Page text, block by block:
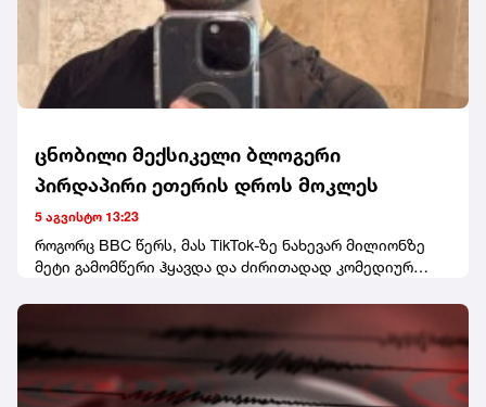
ბოკუჩავასა და პარტიის სხვა წევრებს შორის. თინა
ბოკუჩავამ კი, მედიასთან განაცხადა, რომ ამ საბჭოში
საკუთარ თავს ვერ ხედავს.
ცნობილი მექსიკელი ბლოგერი
პირდაპირი ეთერის დროს მოკლეს
5 აგვისტო 13:23
როგორც BBC წერს, მას TikTok-ზე ნახევარ მილიონზე
მეტი გამომწერი ჰყავდა და ძირითადად კომედიურ
პოლიციას ჯერჯერობით არავინ დაუკავებია.
ეჭვმიტანილები ადგილიდან მიიმალნენ.ცნობისთვის,
ეს მექსიკაში ინფლუენსერის მკვლელობის პირველი
შემთხვევა არ არის. გასულ წელს, 23 წლის ვალერია
მარკესი სილამაზის სალონში, TikTok-ზე პირდაპირი